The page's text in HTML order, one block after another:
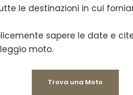
le destinazioni in cui
sapere le date e
moto.
Trova una Moto